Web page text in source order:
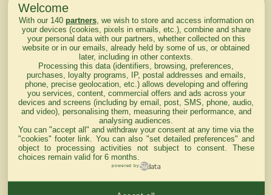
lendemain
Courses
d'aujourd'hui
Haut de Page
Welcome
With our 140 partners, we wish to store and access information on
your devices (cookies, pixels in emails, etc.), combine and share
your personal data with our partners, whether collected on this
website or in our emails, already held by some of us, or obtained
later, including in other contexts.
Processing this data (identifiers, browsing, preferences,
purchases, loyalty programs, IP, postal addresses and emails,
phone, precise geolocation, etc.) allows developing and offering
you services, content, commercial offers and ads across your
devices and screens (including by email, post, SMS, phone, audio,
and video), personalising them, measuring their performance, and
analysing audiences.
You can "accept all" and withdraw your consent at any time via the
"cookies" footer link . You can also "set detailed preferences" and
object to processing activities not subject to consent. These
choices remain valid for 6 months.
powered by